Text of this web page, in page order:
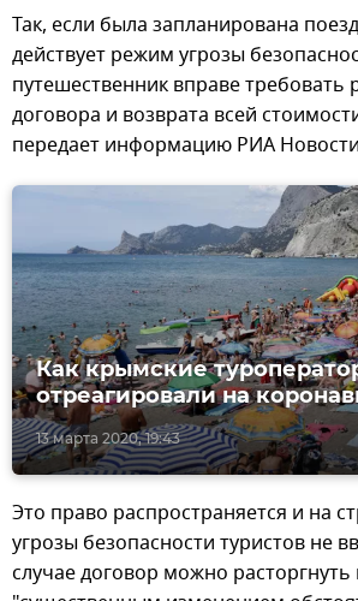
Так, если была запланирована
действует режим угрозы
путешественник вправе требовать
договора и возврата всей
передает информацию РИА
13 марта 2020, 19:43
Как крымские
отреагировали на
Это право распространяется и на
угрозы безопасности туристов не
случае договор можно расторгнуть